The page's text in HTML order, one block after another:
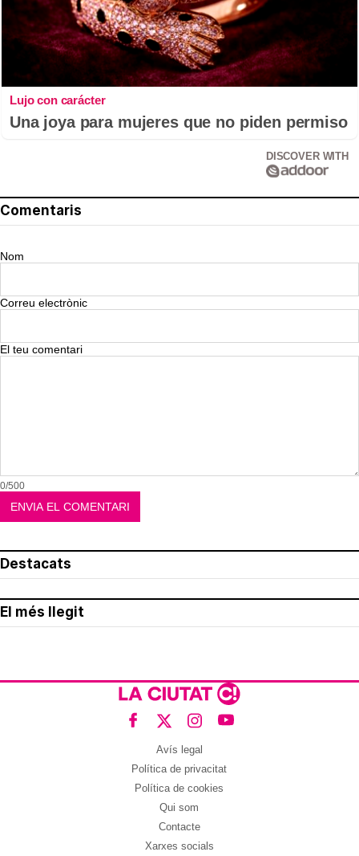
Lujo con carácter
Una joya para mujeres que no piden permiso
DISCOVER WITH
Comentaris
Nom
Correu electrònic
El teu comentari
0/500
Destacats
El més llegit
Avís legal
Política de privacitat
Política de cookies
Qui som
Contacte
Xarxes socials